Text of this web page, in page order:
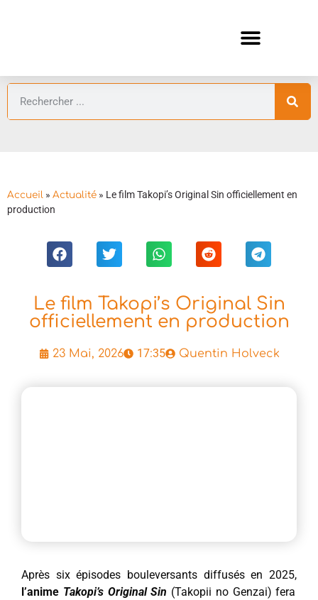
Accueil » Actualité » Le film Takopi’s Original Sin officiellement en
production
Le film Takopi’s Original Sin
officiellement en production
23 Mai, 2026 17:35 Quentin Holveck
Après six épisodes bouleversants diffusés en 2025,
l’anime Takopi’s Original Sin (Takopii no Genzai) fera